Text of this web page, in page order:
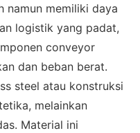
namun memiliki daya
logistik yang padat,
conveyor
dan beban berat.
steel atau konstruksi
melainkan
Material ini